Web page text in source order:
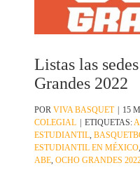
Listas las
Grandes 2022
PORVIVA BASQUET | 15
COLEGIAL | ETIQUETAS:
ESTUDIANTIL ,
ESTUDIANTIL EN MÉXICO
ABE ,OCHO GRANDES